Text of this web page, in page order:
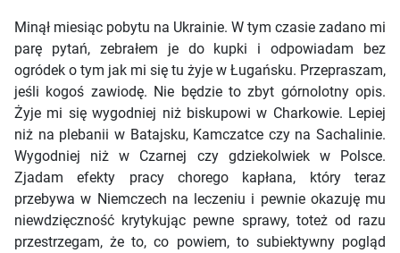
Minął miesiąc pobytu na Ukrainie. W tym czasie zadano mi
parę pytań, zebrałem je do kupki i odpowiadam bez
ogródek o tym jak mi się tu żyje w Ługańsku. Przepraszam,
jeśli kogoś zawiodę. Nie będzie to zbyt górnolotny opis.
Żyje mi się wygodniej niż biskupowi w Charkowie. Lepiej
niż na plebanii w Batajsku, Kamczatce czy na Sachalinie.
Wygodniej niż w Czarnej czy gdziekolwiek w Polsce.
Zjadam efekty pracy chorego kapłana, który teraz
przebywa w Niemczech na leczeniu i pewnie okazuję mu
niewdzięczność krytykując pewne sprawy, toteż od razu
przestrzegam, że to, co powiem, to subiektywny pogląd